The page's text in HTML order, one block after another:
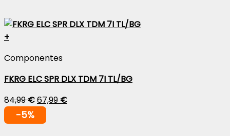
+
Componentes
FKRG ELC SPR DLX TDM 7I TL/BG
84,99€67,99 €
-5%